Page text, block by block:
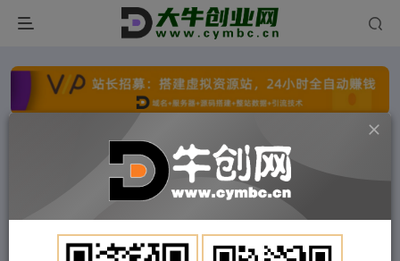
点击开通分站+ 每日收入300+
文字广告火爆招租 文字广告火爆招租
文字广告火爆招租
文字广告火爆招租 文字广告火爆招租